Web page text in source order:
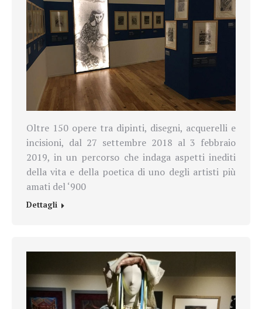
Oltre 150 opere tra dipinti, disegni, acquerelli e
incisioni, dal 27 settembre 2018 al 3 febbraio
2019, in un percorso che indaga aspetti inediti
della vita e della poetica di uno degli artisti più
amati del ‘900
Dettagli